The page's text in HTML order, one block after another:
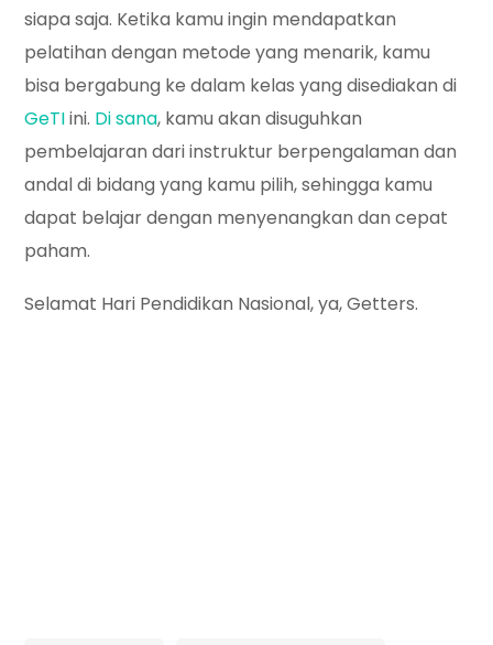
siapa saja. Ketika kamu ingin mendapatkan
pelatihan dengan metode yang menarik, kamu
bisa bergabung ke dalam kelas yang disediakan di
GeTIini. Disana, kamu akan disuguhkan
pembelajaran dari instruktur berpengalaman dan
andal di bidang yang kamu pilih, sehingga kamu
dapat belajar dengan menyenangkan dan cepat
paham.
Selamat Hari Pendidikan Nasional, ya, Getters.